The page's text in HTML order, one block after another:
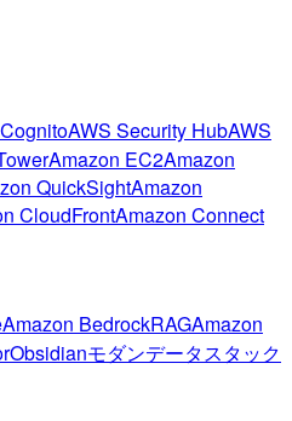
AWS Security HubAWS
Amazon EC2Amazon
QuickSightAmazon
CloudFrontAmazon Connect
Amazon BedrockRAGAmazon
Obsidianモダンデータスタック